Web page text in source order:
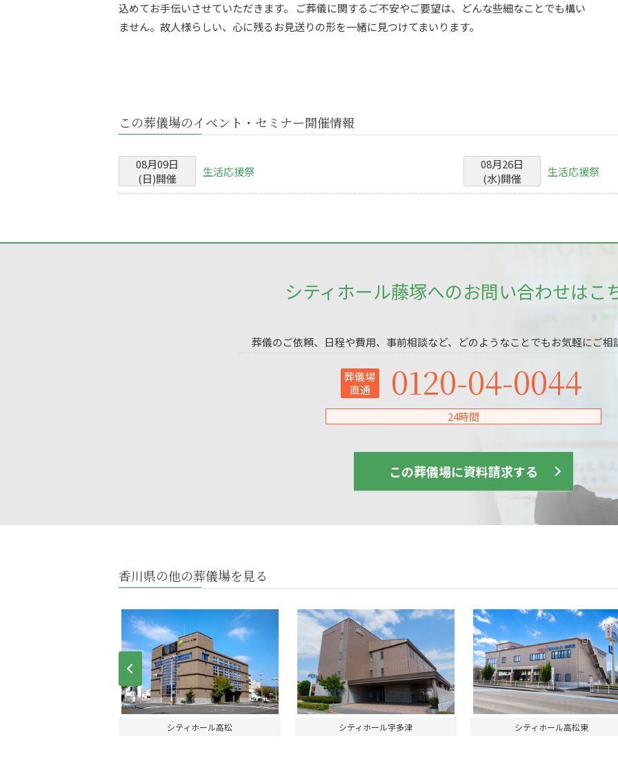
込めてお手伝いさせていただきます。 ご葬儀に関するご不安やご要望は、どんな些細なことでも構い
ません。故人様らしい、心に残るお見送りの形を一緒に見つけてまいります。
この葬儀場のイベント・セミナー開催情報
08月09日
(日)開催 生活応援祭 08月26日
(水)開催 生活応援祭
シティホール藤塚へのお問い合わせはこ
葬儀のご依頼、日程や費用、事前相談など、どのようなことでもお気軽にご相
葬儀場
直通
0120-04-0044
24時間
この葬儀場に資料請求する
香川県の他の葬儀場を見る
シティホール高松 シティホール宇多津 シティホール高松東
Prev